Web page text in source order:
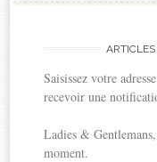
Saisissez votre
recevoir une
Ladies &
moment.